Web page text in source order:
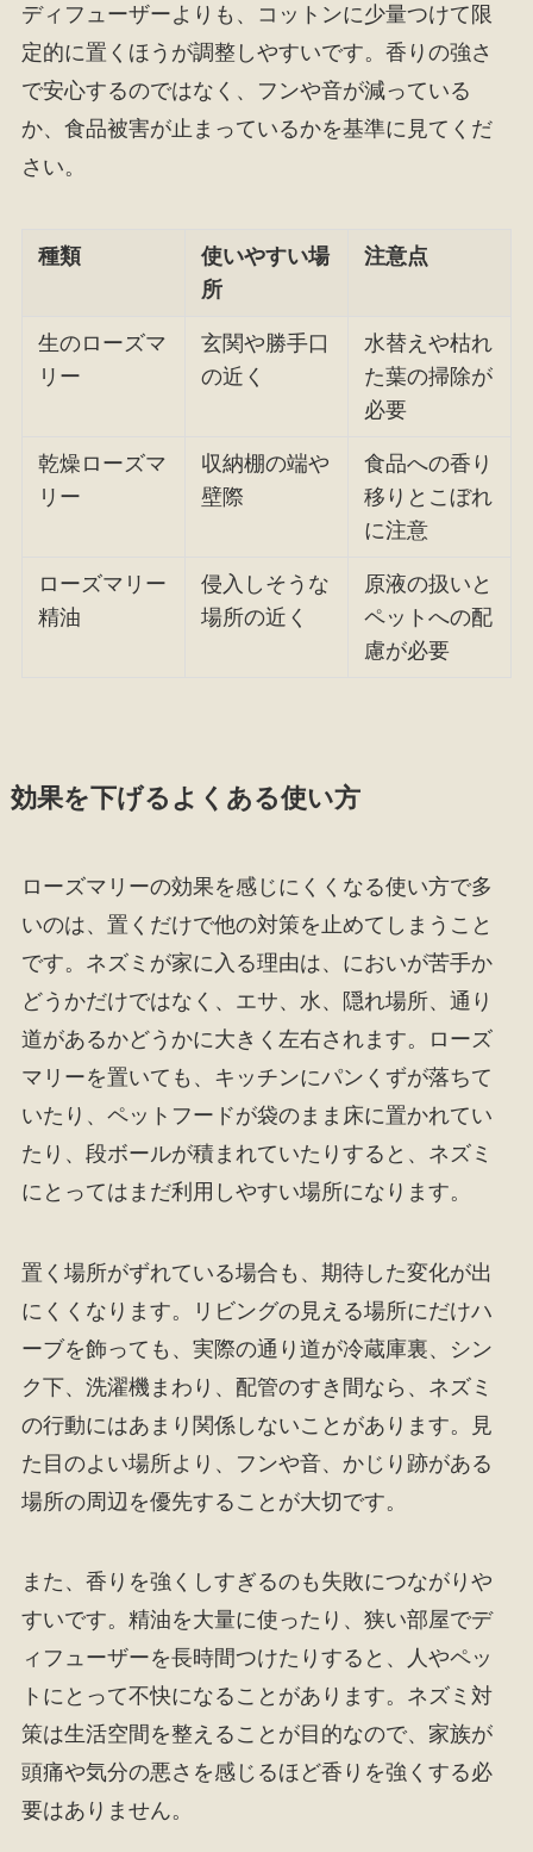
ディフューザーよりも、コットンに少量つけて限
定的に置くほうが調整しやすいです。香りの強さ
で安心するのではなく、フンや音が減っている
か、食品被害が止まっているかを基準に見てくだ
さい。
種類
使いやすい場
所
注意点
生のローズマ
リー
玄関や勝手口
の近く
水替えや枯れ
た葉の掃除が
必要
乾燥ローズマ
リー
収納棚の端や
壁際
食品への香り
移りとこぼれ
に注意
ローズマリー
精油
侵入しそうな
場所の近く
原液の扱いと
ペットへの配
慮が必要
効果を下げるよくある使い方
ローズマリーの効果を感じにくくなる使い方で多
いのは、置くだけで他の対策を止めてしまうこと
です。ネズミが家に入る理由は、においが苦手か
どうかだけではなく、エサ、水、隠れ場所、通り
道があるかどうかに大きく左右されます。ローズ
マリーを置いても、キッチンにパンくずが落ちて
いたり、ペットフードが袋のまま床に置かれてい
たり、段ボールが積まれていたりすると、ネズミ
にとってはまだ利用しやすい場所になります。
置く場所がずれている場合も、期待した変化が出
にくくなります。リビングの見える場所にだけハ
ーブを飾っても、実際の通り道が冷蔵庫裏、シン
ク下、洗濯機まわり、配管のすき間なら、ネズミ
の行動にはあまり関係しないことがあります。見
た目のよい場所より、フンや音、かじり跡がある
場所の周辺を優先することが大切です。
また、香りを強くしすぎるのも失敗につながりや
すいです。精油を大量に使ったり、狭い部屋でデ
ィフューザーを長時間つけたりすると、人やペッ
トにとって不快になることがあります。ネズミ対
策は生活空間を整えることが目的なので、家族が
頭痛や気分の悪さを感じるほど香りを強くする必
要はありません。